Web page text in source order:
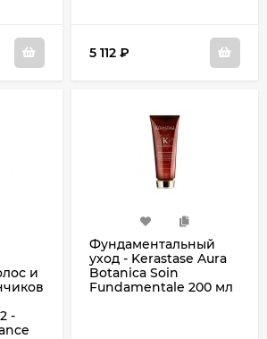
5 112 ₽
и
-
Фундаментальный
уход - Kerastase Aura
Botanica Soin
Fundamentale 200 мл